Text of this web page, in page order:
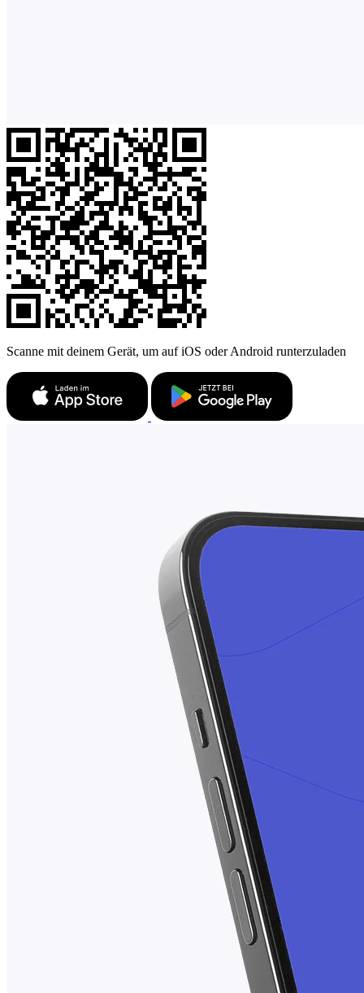
Scanne mit deinem Gerät, um auf iOS oder Android runterzuladen